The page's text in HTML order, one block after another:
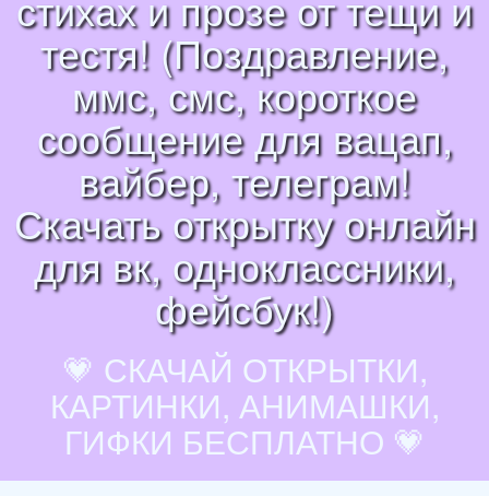
тестя! (Поздравление,
ммс, смс, короткое
сообщение для вацап,
вайбер, телеграм!
Скачать открытку онлайн
для вк, одноклассники,
фейсбук!)
💗 СКАЧАЙ ОТКРЫТКИ,
КАРТИНКИ, АНИМАШКИ,
ГИФКИ БЕСПЛАТНО 💗